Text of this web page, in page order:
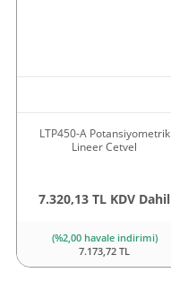
LTP450-A Potansiyometrik
Lineer Cetvel
7.320,13 TL KDV Dahil
(%2,00 havale indirimi)
7.173,72 TL